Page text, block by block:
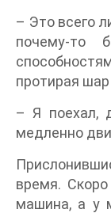
– Это всего
почему-то
протирая
– Я поехал,
медленно
время.
машина, а у